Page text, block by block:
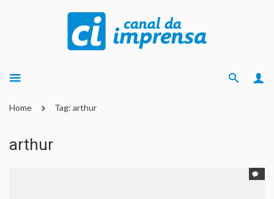
Home Tag: arthur
arthur